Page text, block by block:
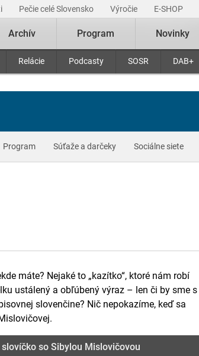
Pečie celé Slovensko Výročie E-SHOP
Relácie Podcasty SOSR DAB+
Archív Program Novinky
Program Súťaže a darčeky Sociálne siete
máte? Nejaké to „kazítko“, ktoré nám robí
ustálený a obľúbený výraz – len či by sme s
slovenčine? Nič nepokazíme, keď sa
so Sibylou Mislovičovou